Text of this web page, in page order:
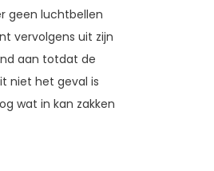
geen luchtbellen
vervolgens uit zijn
aan totdat de
niet het geval is
wat in kan zakken